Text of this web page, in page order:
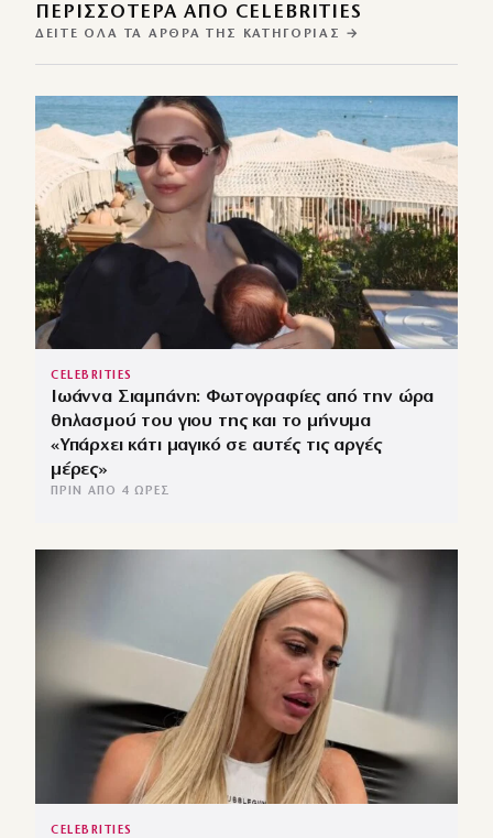
ΠΕΡΙΣΣΌΤΕΡΑ ΑΠΌ CELEBRITIES
ΔΕΊΤΕ ΌΛΑ ΤΑ ΆΡΘΡΑ ΤΗΣ ΚΑΤΗΓΟΡΊΑΣ →
CELEBRITIES
Ιωάννα Σιαμπάνη: Φωτογραφίες από την ώρα
θηλασμού του γιου της και το μήνυμα
«Υπάρχει κάτι μαγικό σε αυτές τις αργές
μέρες»
ΠΡΙΝ ΑΠΌ 4 ΏΡΕΣ
CELEBRITIES